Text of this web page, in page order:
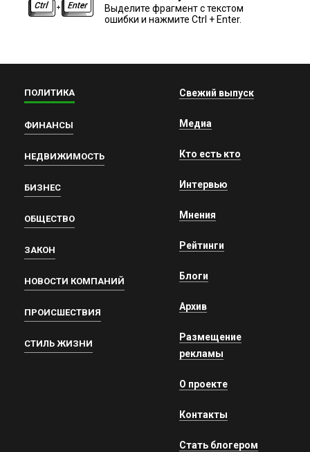
Выделите фрагмент с текстом
ошибки и нажмите Ctrl + Enter.
ПОЛИТИКА
ФИНАНСЫ
НЕДВИЖИМОСТЬ
БИЗНЕС
ОБЩЕСТВО
ЗАКОН
НОВОСТИ КОМПАНИЙ
ПРОИСШЕСТВИЯ
СТИЛЬ ЖИЗНИ
Свежий выпуск
Медиа
Кто есть кто
Интервью
Мнения
Рейтинги
Блоги
Архив
Размещение
рекламы
О проекте
Контакты
Стать блогером